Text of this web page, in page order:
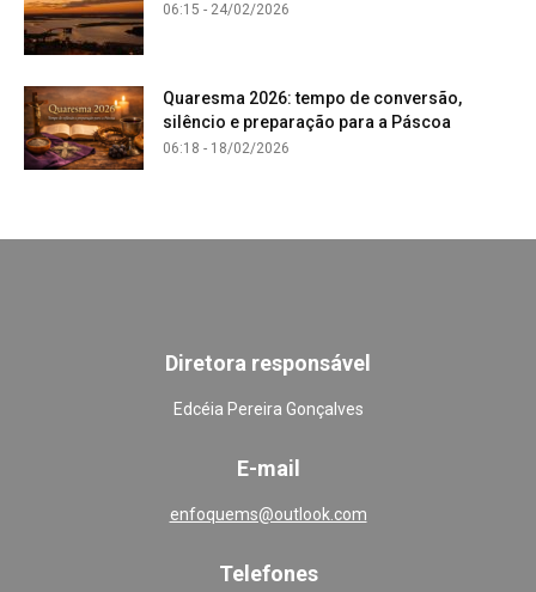
06:15 - 24/02/2026
Quaresma 2026: tempo de conversão,
silêncio e preparação para a Páscoa
06:18 - 18/02/2026
Diretora responsável
Edcéia Pereira Gonçalves
E-mail
enfoquems@outlook.com
Telefones